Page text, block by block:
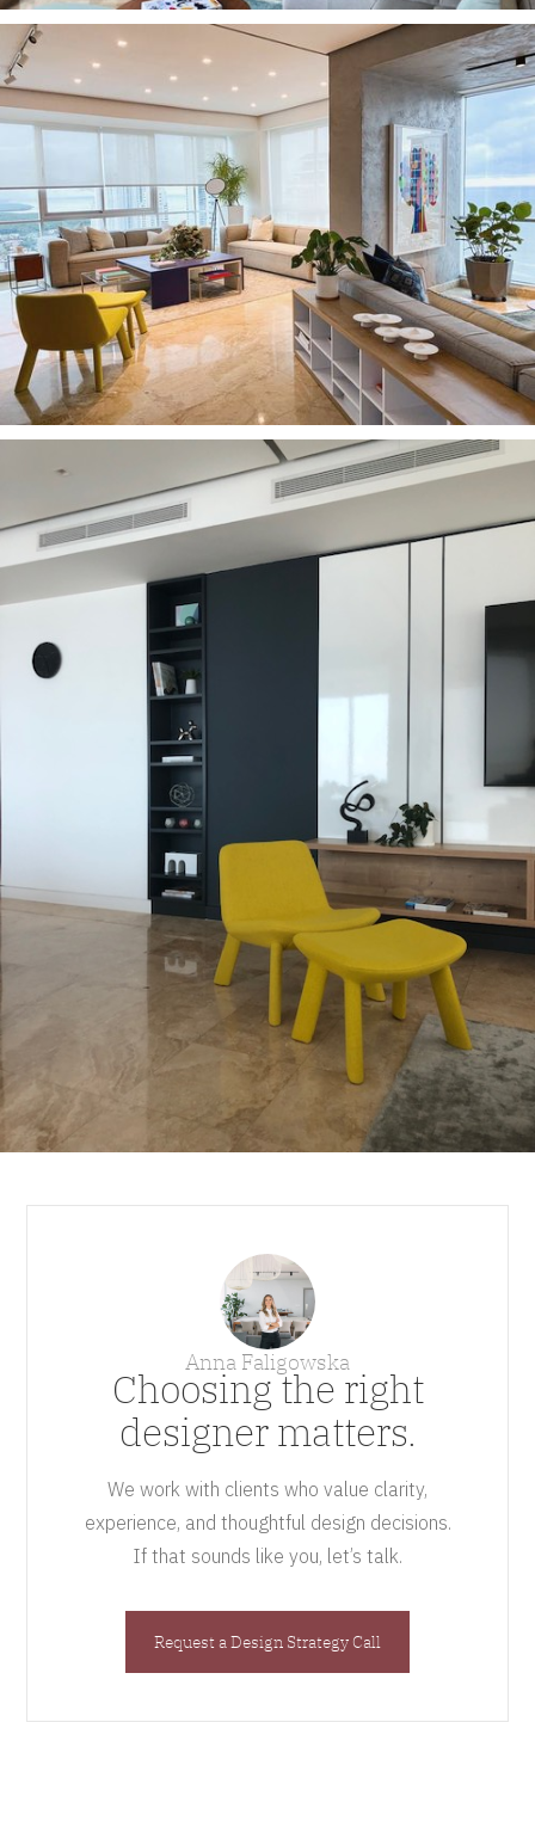
Anna Faligowska
Choosing the right
designer matters.
We work with clients who value clarity,
experience, and thoughtful design decisions.
If that sounds like you, let’s talk.
Request a Design Strategy Call